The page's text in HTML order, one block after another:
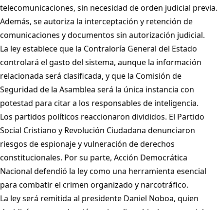
telecomunicaciones, sin necesidad de orden judicial previa.
Además, se autoriza la interceptación y retención de
comunicaciones y documentos sin autorización judicial.
La ley establece que la Contraloría General del Estado
controlará el gasto del sistema, aunque la información
relacionada será clasificada, y que la Comisión de
Seguridad de la Asamblea será la única instancia con
potestad para citar a los responsables de inteligencia.
Los partidos políticos reaccionaron divididos. El Partido
Social Cristiano y Revolución Ciudadana denunciaron
riesgos de espionaje y vulneración de derechos
constitucionales. Por su parte, Acción Democrática
Nacional defendió la ley como una herramienta esencial
para combatir el crimen organizado y narcotráfico.
La ley será remitida al presidente Daniel Noboa, quien